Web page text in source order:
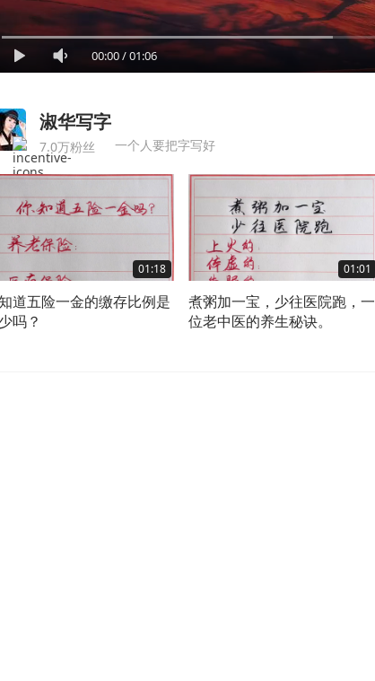
00:00/01:06
淑华写字
7.0万粉丝 一个人要把字写好
01:18
道五险一金的缴存比例是
吗？
01:01
煮粥加一宝，少往医院跑，一
位老中医的养生秘诀。